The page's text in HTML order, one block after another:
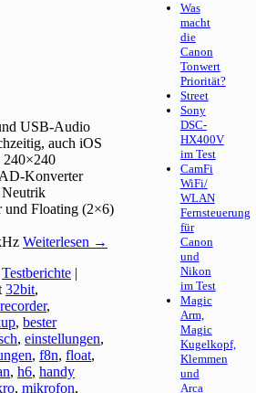
USB-Audio
auch iOS
Konverter
und Floating (2×6)
Weiterlesen →
Testberichte |
32bit,
,
,bester
,einstellungen,
,f8n,float,
,h6,handy
,mikrofon,
Was
macht
die
Canon
Tonwert
Priorität?
Street
Sony
DSC-
HX400V
im Test
CamFi
WiFi/
WLAN
Fernsteuerung
für
Canon
und
Nikon
im Test
Magic
Arm,
Magic
Kugelkopf,
Klemmen
und
Arca